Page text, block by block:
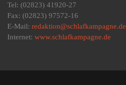
Tel: (02823) 41920-27
Fax: (02823) 97572-16
E-Mail: redaktion@schlafkampagne.de
Internet: www.schlafkampagne.de